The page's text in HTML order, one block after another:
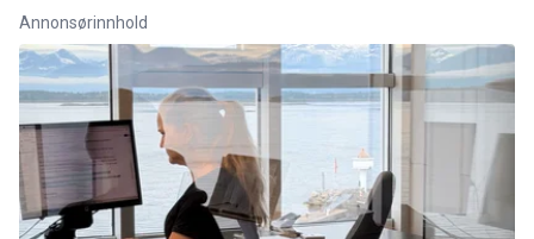
Annonsørinnhold